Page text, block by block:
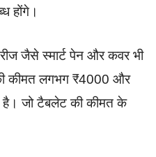
होंगे।
जैसे स्मार्ट पेन और कवर भी
की कीमत लगभग ₹4000 और
जो टैबलेट की कीमत के